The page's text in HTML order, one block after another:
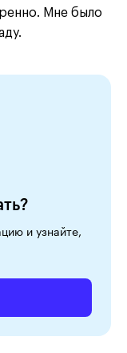
Мне было
и узнайте,